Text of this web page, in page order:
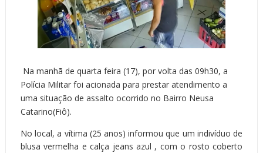
Na manhã de quarta feira (17), por volta das 09h30, a
Polícia Militar foi acionada para prestar atendimento a
uma situação de assalto ocorrido no Bairro Neusa
Catarino(Fiô).
No local, a vítima (25 anos) informou que um indivíduo de
blusa vermelha e calça jeans azul , com o rosto coberto